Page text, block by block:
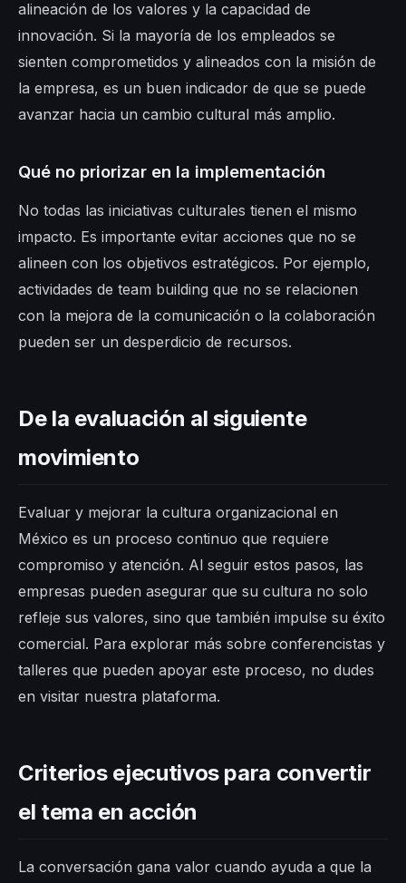
alineación de los valores y la capacidad de
innovación. Si la mayoría de los empleados se
sienten comprometidos y alineados con la misión de
la empresa, es un buen indicador de que se puede
avanzar hacia un cambio cultural más amplio.
Qué no priorizar en la implementación
No todas las iniciativas culturales tienen el mismo
impacto. Es importante evitar acciones que no se
alineen con los objetivos estratégicos. Por ejemplo,
actividades de team building que no se relacionen
con la mejora de la comunicación o la colaboración
pueden ser un desperdicio de recursos.
De la evaluación al siguiente
movimiento
Evaluar y mejorar la cultura organizacional en
México es un proceso continuo que requiere
compromiso y atención. Al seguir estos pasos, las
empresas pueden asegurar que su cultura no solo
refleje sus valores, sino que también impulse su éxito
comercial. Para explorar más sobre conferencistas y
talleres que pueden apoyar este proceso, no dudes
en visitar nuestra plataforma.
Criterios ejecutivos para convertir
el tema en acción
La conversación gana valor cuando ayuda a que la